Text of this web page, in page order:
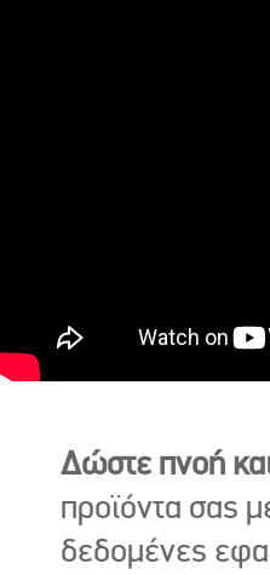
Δώστε πνοή
προϊόντα σας
δεδομένες